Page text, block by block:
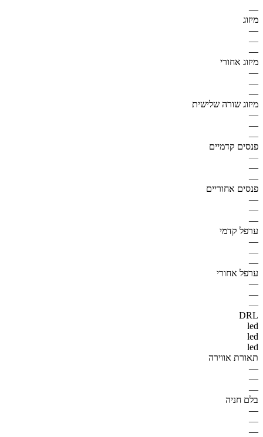
—
מיזוג
—
—
—
מיזוג אחורי
—
—
—
מיזוג שורה שלישית
—
—
—
פנסים קדמיים
—
—
—
פנסים אחוריים
—
—
—
ערפל קדמי
—
—
—
ערפל אחורי
—
—
—
DRL
led
led
led
תאורת אווירה
—
—
—
בלם חניה
—
—
—